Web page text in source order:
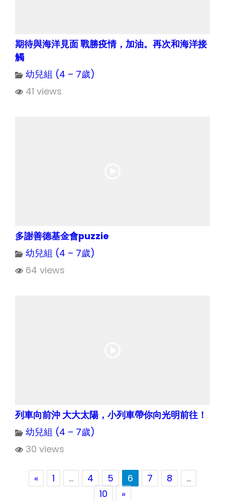
期待與海洋見面 戰勝疫情，加油。再次和海洋接
觸
幼兒組 (4 – 7歲)
41 views
多謝善德基金會puzzie
幼兒組 (4 – 7歲)
64 views
列車向前沖 大大太陽，小列車帶你向光明前往！
幼兒組 (4 – 7歲)
30 views
« 1 … 4 5 6 7 8
…
10
»